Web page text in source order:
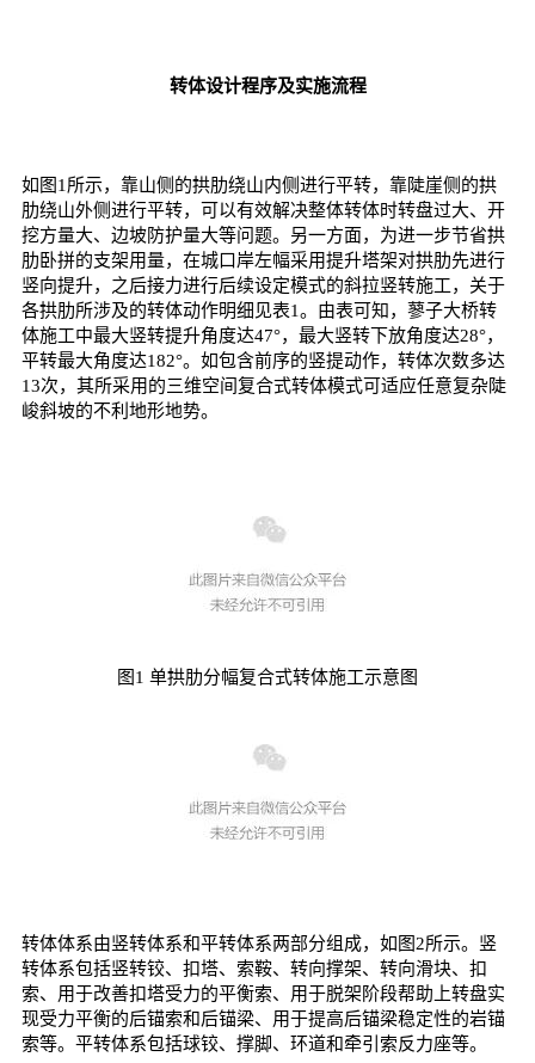
转体设计程序及实施流程
如图1所示，靠山侧的拱肋绕山内侧进行平转，靠陡崖侧的拱
肋绕山外侧进行平转，可以有效解决整体转体时转盘过大、开
挖方量大、边坡防护量大等问题。另一方面，为进一步节省拱
肋卧拼的支架用量，在城口岸左幅采用提升塔架对拱肋先进行
竖向提升，之后接力进行后续设定模式的斜拉竖转施工，关于
各拱肋所涉及的转体动作明细见表1。由表可知，蓼子大桥转
体施工中最大竖转提升角度达47°，最大竖转下放角度达28°，
平转最大角度达182°。如包含前序的竖提动作，转体次数多达
13次，其所采用的三维空间复合式转体模式可适应任意复杂陡
峻斜坡的不利地形地势。
图1 单拱肋分幅复合式转体施工示意图
转体体系由竖转体系和平转体系两部分组成，如图2所示。竖
转体系包括竖转铰、扣塔、索鞍、转向撑架、转向滑块、扣
索、用于改善扣塔受力的平衡索、用于脱架阶段帮助上转盘实
现受力平衡的后锚索和后锚梁、用于提高后锚梁稳定性的岩锚
索等。平转体系包括球铰、撑脚、环道和牵引索反力座等。